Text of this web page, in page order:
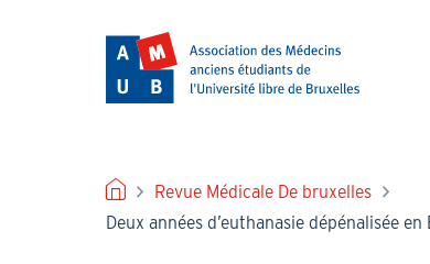
FILRevue Médicale De bruxelles
Deux années d’euthanasie dépénalisée